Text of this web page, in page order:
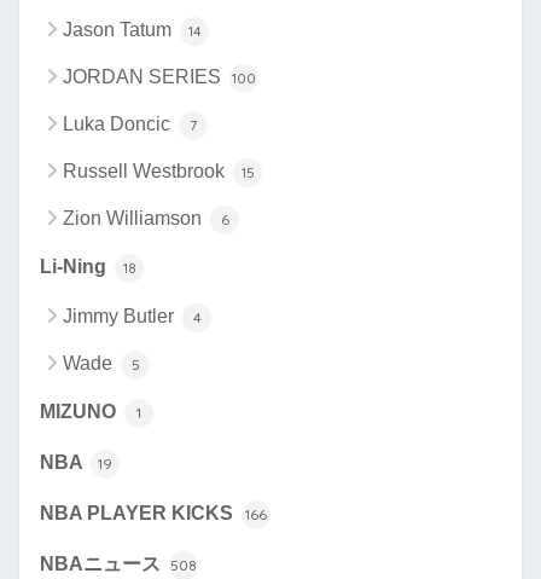
Jason Tatum 14
JORDAN SERIES 100
Luka Doncic 7
Russell Westbrook 15
Zion Williamson 6
Li-Ning 18
Jimmy Butler 4
Wade 5
MIZUNO 1
NBA 19
NBA PLAYER KICKS 166
NBAニュース 508